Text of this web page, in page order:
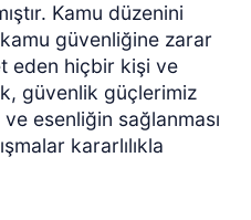
Kamu düzenini
güvenliğine zarar
eden hiçbir kişi ve
güvenlik güçlerimiz
esenliğin sağlanması
kararlılıkla